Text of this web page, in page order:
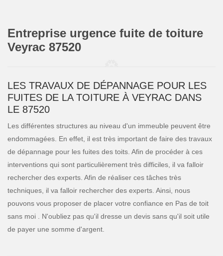
Entreprise urgence fuite de toiture
Veyrac 87520
LES TRAVAUX DE DÉPANNAGE POUR LES
FUITES DE LA TOITURE À VEYRAC DANS
LE 87520
Les différentes structures au niveau d'un immeuble peuvent être
endommagées. En effet, il est très important de faire des travaux
de dépannage pour les fuites des toits. Afin de procéder à ces
interventions qui sont particulièrement très difficiles, il va falloir
rechercher des experts. Afin de réaliser ces tâches très
techniques, il va falloir rechercher des experts. Ainsi, nous
pouvons vous proposer de placer votre confiance en Pas de toit
sans moi . N'oubliez pas qu'il dresse un devis sans qu'il soit utile
de payer une somme d'argent.